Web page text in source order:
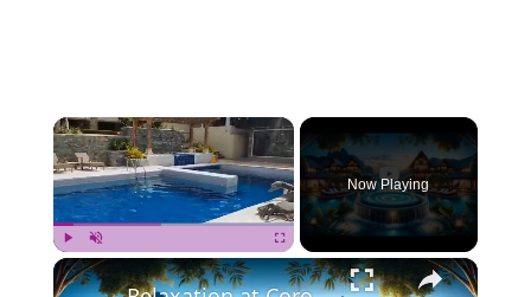
×
Play Unmute Fullscreen
Now Playing
×